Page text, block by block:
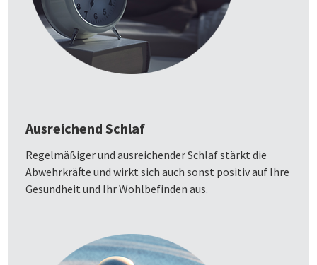
Ausreichend Schlaf
Regelmäßiger und ausreichender Schlaf stärkt die
Abwehrkräfte und wirkt sich auch sonst positiv auf Ihre
Gesundheit und Ihr Wohlbefinden aus.